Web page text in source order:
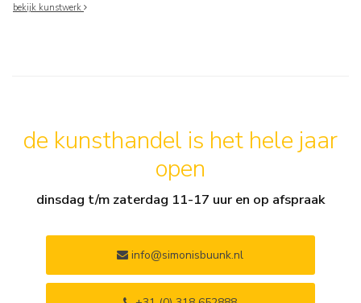
bekijk kunstwerk
de kunsthandel is het hele jaar
open
dinsdag t/m zaterdag 11-17 uur en op afspraak
info@simonisbuunk.nl